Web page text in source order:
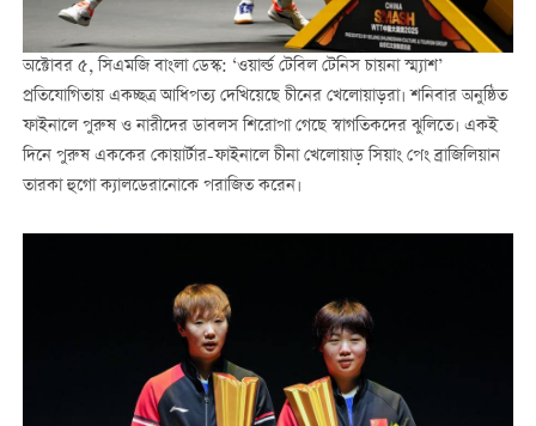
অক্টোবর ৫, সিএমজি বাংলা ডেস্ক: ‘ওয়ার্ল্ড টেবিল টেনিস চায়না স্ম্যাশ’
প্রতিযোগিতায় একচ্ছত্র আধিপত্য দেখিয়েছে চীনের খেলোয়াড়রা। শনিবার অনুষ্ঠিত
ফাইনালে পুরুষ ও নারীদের ডাবলস শিরোপা গেছে স্বাগতিকদের ঝুলিতে। একই
দিনে পুরুষ এককের কোয়ার্টার-ফাইনালে চীনা খেলোয়াড় সিয়াং পেং ব্রাজিলিয়ান
তারকা হুগো ক্যালডেরানোকে পরাজিত করেন।